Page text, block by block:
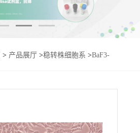
> 产品展厅 >稳转株细胞系 >BaF3-